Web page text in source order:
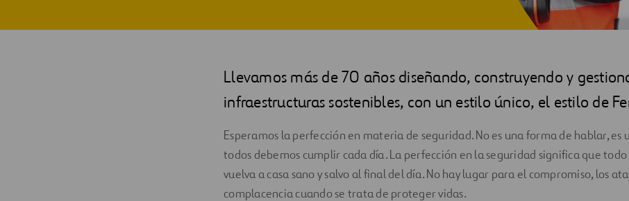
Ingeniería
Llevamos más de 70 años diseñando, construyendo y
infraestructuras sostenibles, con un estilo único, el estilo de
Esperamos la perfección en materia de seguridad. No es una forma de hablar, es
todos debemos cumplir cada día. La perfección en la seguridad significa que
vuelva a casa sano y salvo al final del día. No hay lugar para el compromiso, los
complacencia cuando se trata de proteger vidas.